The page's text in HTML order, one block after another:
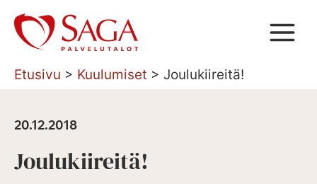
Siirry
sisältöön
Etusivu > Kuulumiset > Joulukiireitä!
20.12.2018
Joulukiireitä!